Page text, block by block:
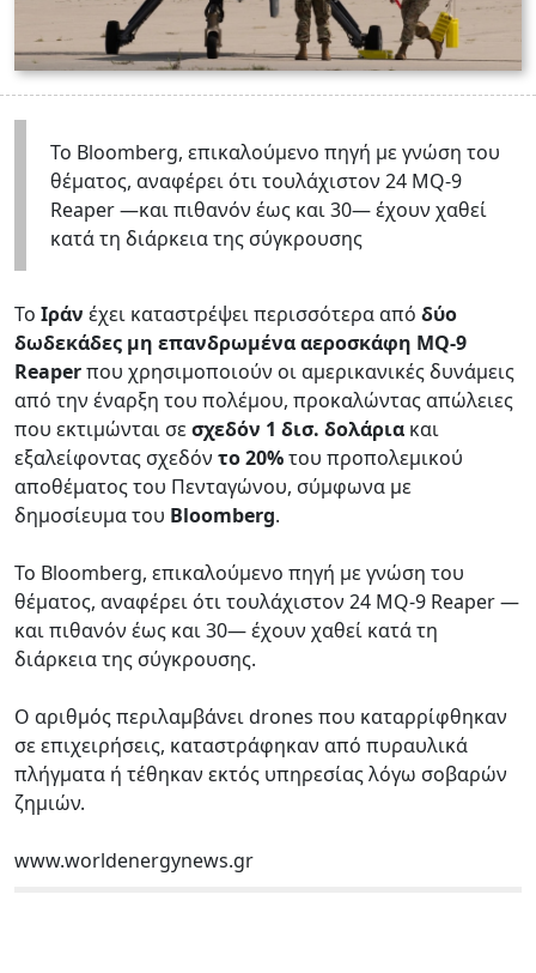
Το Bloomberg, επικαλούμενο πηγή με γνώση του
θέματος, αναφέρει ότι τουλάχιστον 24 MQ-9
Reaper —και πιθανόν έως και 30— έχουν χαθεί
κατά τη διάρκεια της σύγκρουσης
Το Ιράν έχει καταστρέψει περισσότερα από δύο
δωδεκάδες μη επανδρωμένα αεροσκάφη MQ-9
Reaperπου χρησιμοποιούν οι αμερικανικές δυνάμεις
από την έναρξη του πολέμου, προκαλώντας απώλειες
που εκτιμώνται σεσχεδόν 1 δισ. δολάρια και
εξαλείφοντας σχεδόν το 20%του προπολεμικού
αποθέματος του Πενταγώνου, σύμφωνα με
δημοσίευμα του Bloomberg.
Το Bloomberg, επικαλούμενο πηγή με γνώση του
θέματος, αναφέρει ότι τουλάχιστον 24 MQ-9 Reaper —
και πιθανόν έως και 30— έχουν χαθεί κατά τη
διάρκεια της σύγκρουσης.
Ο αριθμός περιλαμβάνει drones που καταρρίφθηκαν
σε επιχειρήσεις, καταστράφηκαν από πυραυλικά
πλήγματα ή τέθηκαν εκτός υπηρεσίας λόγω σοβαρών
ζημιών.
www.worldenergynews.gr